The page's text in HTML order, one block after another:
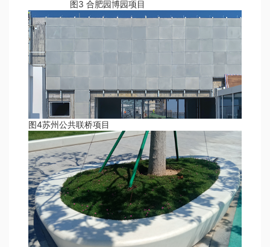
图3 合肥园博园项目
图4苏州公共联桥项目